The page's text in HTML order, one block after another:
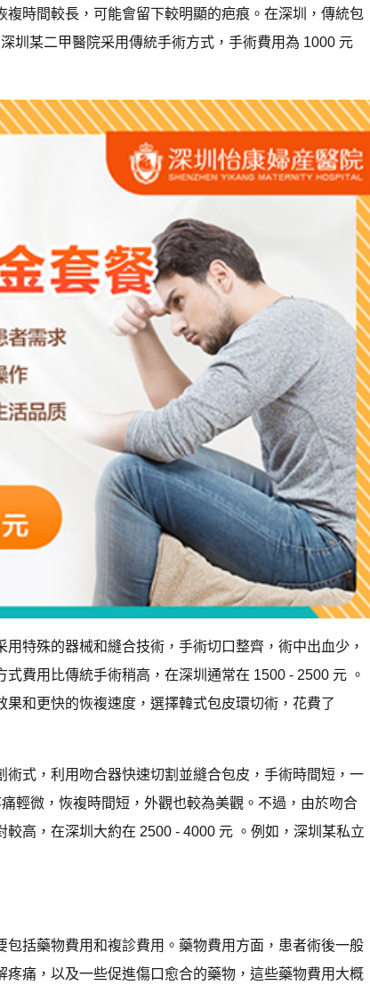
時間較長，可能會留下較明顯的疤痕。在深圳，傳統包
圳某二甲醫院采用傳統手術方式，手術費用為 1000 元
殊的器械和縫合技術，手術切口整齊，術中出血少，
費用比傳統手術稍高，在深圳通常在 1500 - 2500 元 。
和更快的恢複速度，選擇韓式包皮環切術，花費了
式，利用吻合器快速切割並縫合包皮，手術時間短，一
輕微，恢複時間短，外觀也較為美觀。不過，由於吻合
高，在深圳大約在 2500 - 4000 元 。例如，深圳某私立
括藥物費用和複診費用。藥物費用方面，患者術後一般
痛，以及一些促進傷口愈合的藥物，這些藥物費用大概